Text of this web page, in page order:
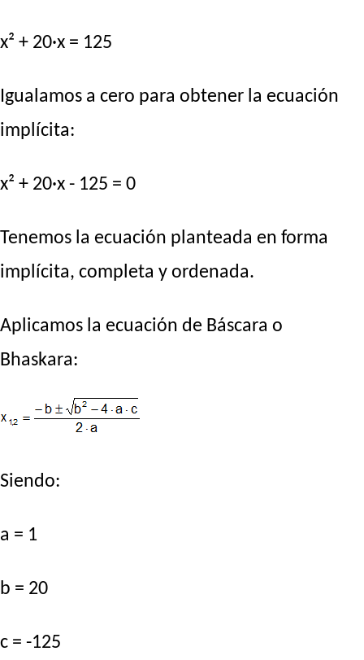
x² + 20·x = 125
Igualamos a cero para obtener la ecuación
implícita:
x² + 20·x - 125 = 0
Tenemos la ecuación planteada en forma
implícita, completa y ordenada.
Aplicamos la ecuación de Báscara o
Bhaskara:
Siendo:
a = 1
b = 20
c = -125